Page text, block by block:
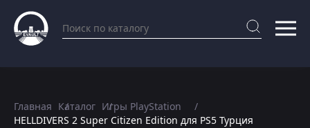
Главная Каталог Игры PlayStation
HELLDIVERS 2 Super Citizen Edition для PS5 Турция